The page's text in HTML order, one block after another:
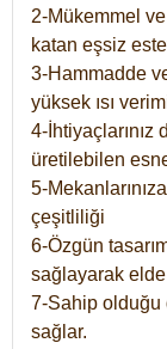
2-Mükemmel
katan eşsiz
3-Hammadde
yüksek ısı
4-İhtiyaçlarınız
üretilebilen
5-
çeşitliliği
6-Özgün
sağlayarak elde
7-Sahip olduğu
sağlar.